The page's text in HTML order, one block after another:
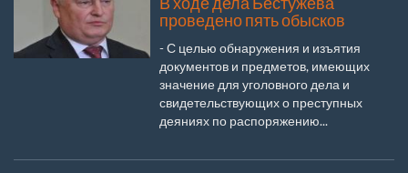
проведено пять обысков
- С целью обнаружения и изъятия
документов и предметов, имеющих
значение для уголовного дела и
свидетельствующих о преступных
деяниях по распоряжению...